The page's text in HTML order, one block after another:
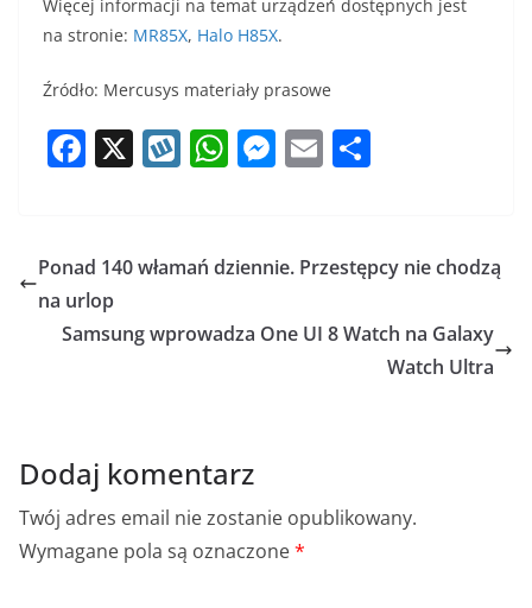
Więcej informacji na temat urządzeń dostępnych jest
na stronie: MR85X, Halo H85X.
Źródło: Mercusys materiały prasowe
F
e
b
o
X W
o
W
s
p
M
e
g
E
l e
Ponad 140 włamań dziennie. Przestępcy nie chodzą
na urlop
Samsung wprowadza One UI 8 Watch na Galaxy
Watch Ultra
Dodaj komentarz
Twój adres email nie zostanie opublikowany.
Wymagane pola są oznaczone*